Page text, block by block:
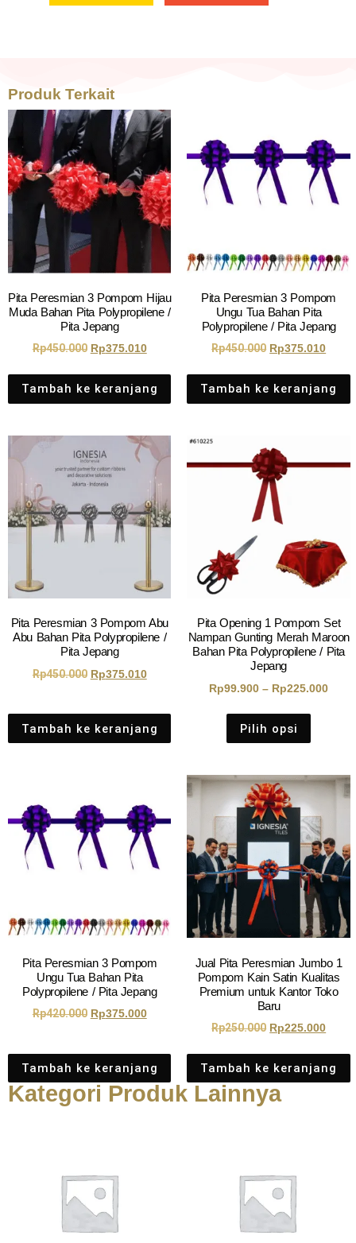
Produk Terkait
Pita Peresmian 3 Pompom Hijau
Muda Bahan Pita Polypropilene /
Pita Jepang
Rp450.000 Rp375.010
Tambah ke keranjang
Pita Peresmian 3 Pompom
Ungu Tua Bahan Pita
Polypropilene / Pita Jepang
Rp450.000 Rp375.010
Tambah ke keranjang
Pita Peresmian 3 Pompom Abu
Abu Bahan Pita Polypropilene /
Pita Jepang
Rp450.000 Rp375.010
Tambah ke keranjang
Pita Opening 1 Pompom Set
Nampan Gunting Merah Maroon
Bahan Pita Polypropilene / Pita
Jepang
Rp99.900 – Rp225.000
Pilih opsi
Pita Peresmian 3 Pompom
Ungu Tua Bahan Pita
Polypropilene / Pita Jepang
Rp420.000 Rp375.000
Tambah ke keranjang
Jual Pita Peresmian Jumbo 1
Pompom Kain Satin Kualitas
Premium untuk Kantor Toko
Baru
Rp250.000 Rp225.000
Tambah ke keranjang
Kategori Produk Lainnya